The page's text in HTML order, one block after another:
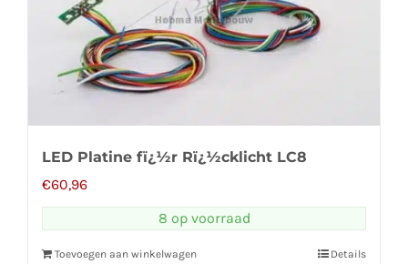
LED Platine fï¿½r Rï¿½cklicht LC8
€60,96
8 op voorraad
Toevoegen aan winkelwagen Details